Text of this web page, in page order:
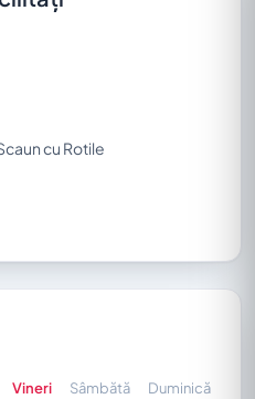
cu Rotile
Vineri Sâmbătă Duminică